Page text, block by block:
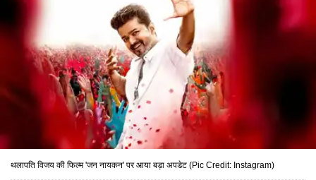
थलापति विजय की फिल्म 'जन नायकन' पर आया बड़ा अपडेट (Pic Credit: Instagram)